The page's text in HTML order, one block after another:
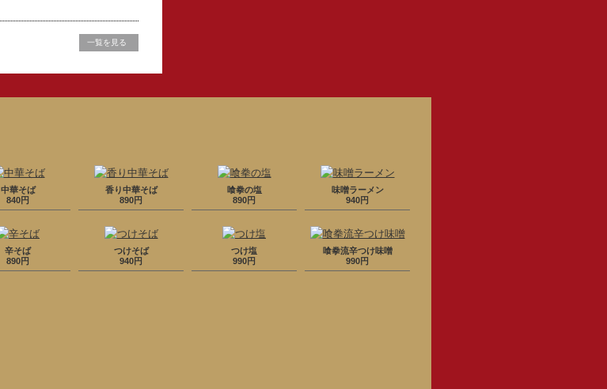
一覧を見る
中華そば
840円
香り中華そば
890円
喰拳の塩
890円
味噌ラーメン
940円
辛そば
890円
つけそば
940円
つけ塩
990円
喰拳流辛つけ味噌
990円